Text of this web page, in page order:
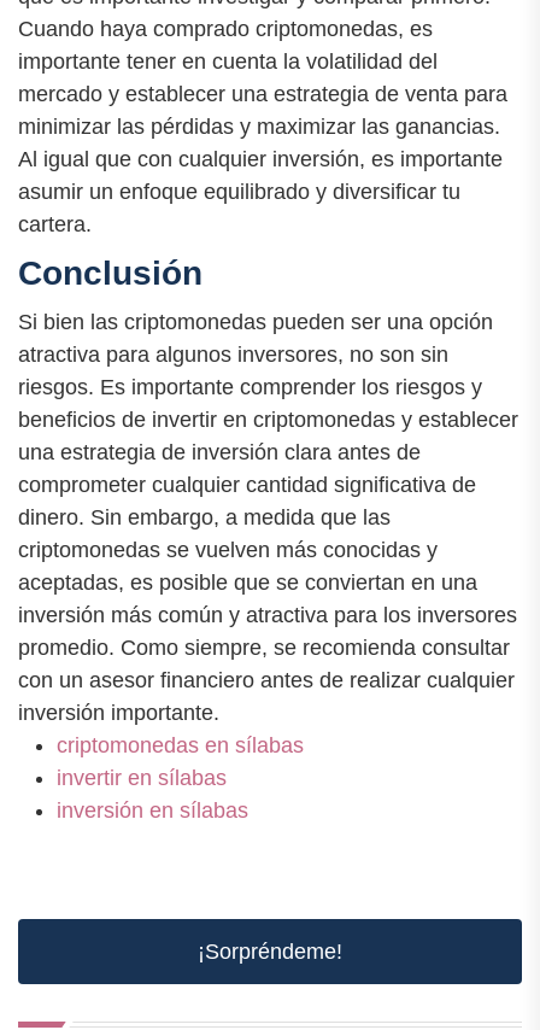
Cuando haya comprado criptomonedas, es
importante tener en cuenta la volatilidad del
mercado y establecer una estrategia de venta para
minimizar las pérdidas y maximizar las ganancias.
Al igual que con cualquier inversión, es importante
asumir un enfoque equilibrado y diversificar tu
cartera.
Conclusión
Si bien las criptomonedas pueden ser una opción
atractiva para algunos inversores, no son sin
riesgos. Es importante comprender los riesgos y
beneficios de invertir en criptomonedas y establecer
una estrategia de inversión clara antes de
comprometer cualquier cantidad significativa de
dinero. Sin embargo, a medida que las
criptomonedas se vuelven más conocidas y
aceptadas, es posible que se conviertan en una
inversión más común y atractiva para los inversores
promedio. Como siempre, se recomienda consultar
con un asesor financiero antes de realizar cualquier
inversión importante.
criptomonedas en sílabas
invertir en sílabas
inversión en sílabas
¡Sorpréndeme!